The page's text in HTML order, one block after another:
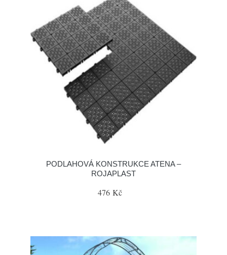
PODLAHOVÁ KONSTRUKCE ATENA –
ROJAPLAST
476 Kč